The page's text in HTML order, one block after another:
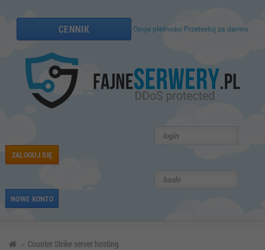
CENNIK Opcje płatności Przetestuj za darmo
ZALOGUJ SIĘ
NOWE KONTO
Counter Strike server hosting